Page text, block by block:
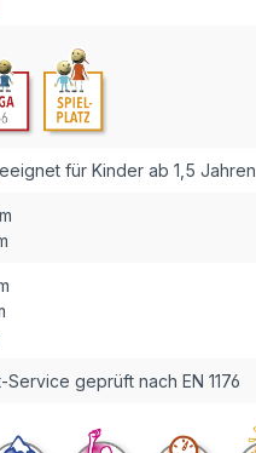
für Kinder ab 1,5 Jahren
geprüft nach EN 1176